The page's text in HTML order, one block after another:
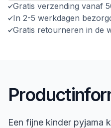
Gratis verzending vanaf
In 2-5 werkdagen
Gratis retourneren in de
Een fijne kinder pyjama